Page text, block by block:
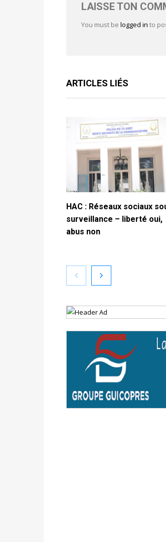
LAISSE TON
You must be logged in to
ARTICLES LIÉS
HAC : Réseaux sociaux
surveillance – liberté oui,
abus non